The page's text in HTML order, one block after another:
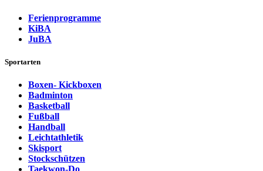
Ferienprogramme
KiBA
JuBA
Sportarten
Boxen- Kickboxen
Badminton
Basketball
Fußball
Handball
Leichtathletik
Skisport
Stockschützen
Taekwon-Do